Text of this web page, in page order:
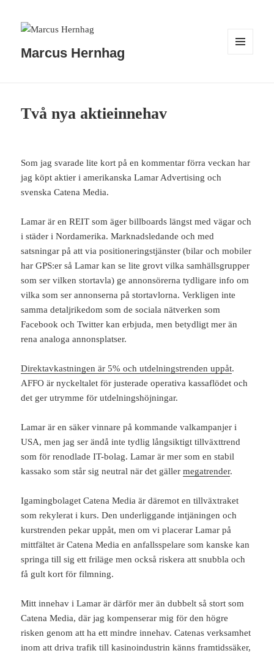
Marcus Hernhag
Två nya aktieinnehav
Som jag svarade lite kort på en kommentar förra veckan har
jag köpt aktier i amerikanska Lamar Advertising och
svenska Catena Media.
Lamar är en REIT som äger billboards längst med vägar och
i städer i Nordamerika. Marknadsledande och med
satsningar på att via positioneringstjänster (bilar och mobiler
har GPS:er så Lamar kan se lite grovt vilka samhällsgrupper
som ser vilken stortavla) ge annonsörerna tydligare info om
vilka som ser annonserna på stortavlorna. Verkligen inte
samma detaljrikedom som de sociala nätverken som
Facebook och Twitter kan erbjuda, men betydligt mer än
rena analoga annonsplatser.
Direktavkastningen är 5% och utdelningstrenden uppåt.
AFFO är nyckeltalet för justerade operativa kassaflödet och
det ger utrymme för utdelningshöjningar.
Lamar är en säker vinnare på kommande valkampanjer i
USA, men jag ser ändå inte tydlig långsiktigt tillväxttrend
som för renodlade IT-bolag. Lamar är mer som en stabil
kassako som står sig neutral när det gällermegatrender.
Igamingbolaget Catena Media är däremot en tillväxtraket
som rekylerat i kurs. Den underliggande intjäningen och
kurstrenden pekar uppåt, men om vi placerar Lamar på
mittfältet är Catena Media en anfallsspelare som kanske kan
springa till sig ett friläge men också riskera att snubbla och
få gult kort för filmning.
Mitt innehav i Lamar är därför mer än dubbelt så stort som
Catena Media, där jag kompenserar mig för den högre
risken genom att ha ett mindre innehav. Catenas verksamhet
inom att driva trafik till kasinoindustrin känns framtidssäker,